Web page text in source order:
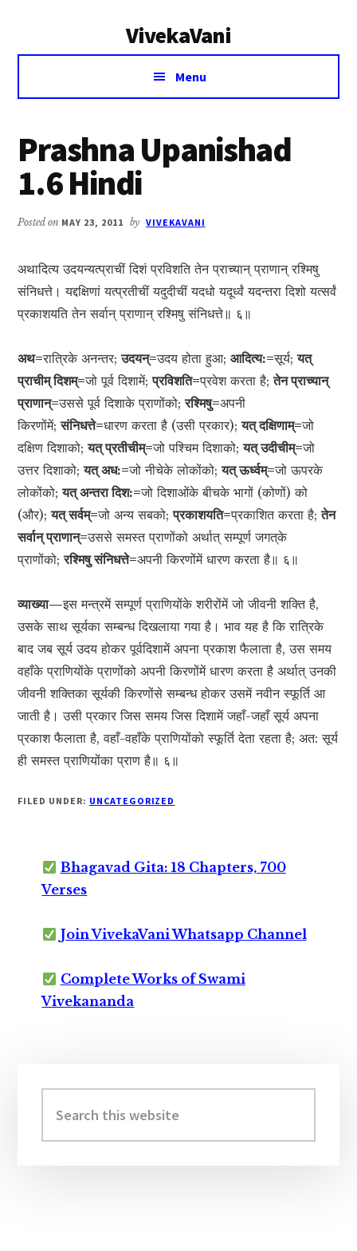
VivekaVani
Voice
Vivekananda
Menu
Prashna Upanishad
1.6 Hindi
Posted on MAY 23, 2011 by VIVEKAVANI
अथादित्य उदयन्यत्प्राचीं दिशं प्रविशति तेन प्राच्यान् प्राणान् रश्मिषु
संनिधत्ते। यद्दक्षिणां यत्प्रतीचीं यदुदीचीं यदधो यदूर्ध्वं यदन्तरा दिशो यत्सर्वं
प्रकाशयति तेन सर्वान् प्राणान् रश्मिषु संनिधत्ते॥ ६॥
अथ=रात्रिके अनन्तर;उदयन्=उदय होता हुआ;आदित्य:=सूर्य;यत्
प्राचीम् दिशम्=जो पूर्व दिशामें;प्रविशति=प्रवेश करता है;तेन प्राच्यान्
प्राणान्=उससे पूर्व दिशाके प्राणोंको;रश्मिषु=अपनी
किरणोंमें;संनिधत्ते=धारण करता है (उसी प्रकार);यत् दक्षिणाम्=जो
दक्षिण दिशाको;यत् प्रतीचीम्=जो पश्चिम दिशाको;यत् उदीचीम्=जो
उत्तर दिशाको;यत् अध:=जो नीचेके लोकोंको;यत् ऊर्ध्वम्=जो ऊपरके
लोकोंको;यत् अन्तरा दिश:=जो दिशाओंके बीचके भागों (कोणों) को
(और);यत् सर्वम्=जो अन्य सबको;प्रकाशयति=प्रकाशित करता है;तेन
सर्वान् प्राणान्=उससे समस्त प्राणोंको अर्थात् सम्पूर्ण जगत‍्के
प्राणोंको;रश्मिषु संनिधत्ते=अपनी किरणोंमें धारण करता है॥ ६॥
व्याख्या—इस मन्त्रमें सम्पूर्ण प्राणियोंके शरीरोंमें जो जीवनी शक्ति है,
उसके साथ सूर्यका सम्बन्ध दिखलाया गया है। भाव यह है कि रात्रिके
बाद जब सूर्य उदय होकर पूर्वदिशामें अपना प्रकाश फैलाता है, उस समय
वहाँके प्राणियोंके प्राणोंको अपनी किरणोंमें धारण करता है अर्थात् उनकी
जीवनी शक्तिका सूर्यकी किरणोंसे सम्बन्ध होकर उसमें नवीन स्फूर्ति आ
जाती है। उसी प्रकार जिस समय जिस दिशामें जहाँ-जहाँ सूर्य अपना
प्रकाश फैलाता है, वहाँ-वहाँके प्राणियोंको स्फूर्ति देता रहता है; अत: सूर्य
ही समस्त प्राणियोंका प्राण है॥ ६॥
FILED UNDER: UNCATEGORIZED
Bhagavad Gita: 18 Chapters, 700
Verses
Join VivekaVani Whatsapp Channel
Complete Works of Swami
Vivekananda
Sidebar
this
website